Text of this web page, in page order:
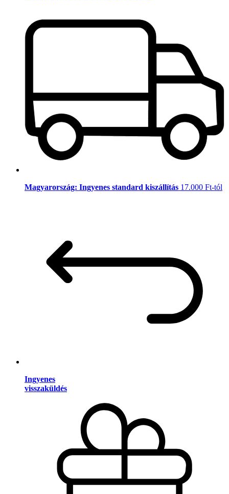
Magyarország: Ingyenes standard kiszállítás 17.000 Ft-tól
Ingyenes
visszaküldés